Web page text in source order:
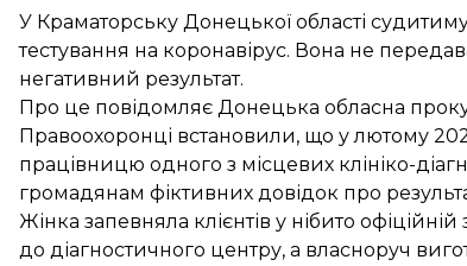
У Краматорську Донецької області
тестування на коронавірус. Вона не
негативний результат.
Про це повідомляє Донецька обласна
Правоохоронці встановили, що у лютому
працівницю одного з місцевих клініко-
громадянам фіктивних довідок про
Жінка запевняла клієнтів у нібито
до діагностичного центру, а власноруч